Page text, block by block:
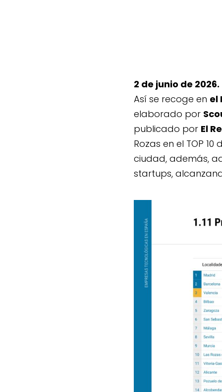
2 de junio de 2026.
Así se recoge en el
elaborado por
publicado por El
Rozas en el TOP
ciudad, además,
startups,